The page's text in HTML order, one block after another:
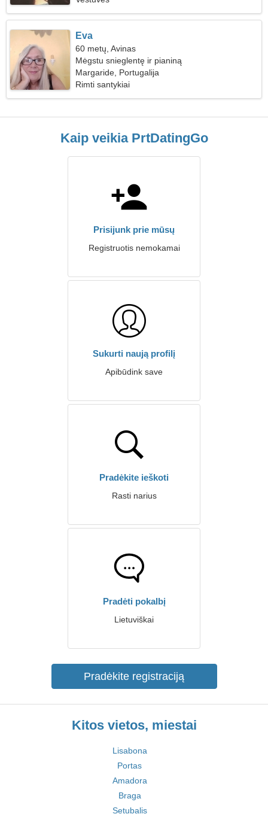
Eva
60 metų, Avinas
Mėgstu snieglentę ir pianiną
Margaride, Portugalija
Rimti santykiai
Kaip veikia PrtDatingGo
Prisijunk prie mūsų
Registruotis nemokamai
Sukurti naują profilį
Apibūdink save
Pradėkite ieškoti
Rasti narius
Pradėti pokalbį
Lietuviškai
Pradėkite registraciją
Kitos vietos, miestai
Lisabona
Portas
Amadora
Braga
Setubalis